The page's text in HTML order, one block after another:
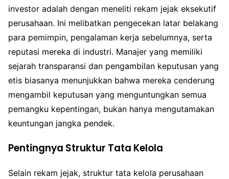
investor adalah dengan meneliti rekam jejak eksekutif
perusahaan. Ini melibatkan pengecekan latar belakang
para pemimpin, pengalaman kerja sebelumnya, serta
reputasi mereka di industri. Manajer yang memiliki
sejarah transparansi dan pengambilan keputusan yang
etis biasanya menunjukkan bahwa mereka cenderung
mengambil keputusan yang menguntungkan semua
pemangku kepentingan, bukan hanya mengutamakan
keuntungan jangka pendek.
Pentingnya Struktur Tata Kelola
Selain rekam jejak, struktur tata kelola perusahaan